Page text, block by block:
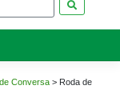
Conversa > Roda de